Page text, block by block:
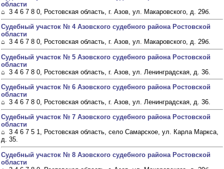
области
⌂ 3 4 6 7 8 0, Ростовская область, г. Азов, ул. Макаровского, д. 29б.
Судебный участок № 4 Азовского судебного района Ростовской
области
⌂ 3 4 6 7 8 0, Ростовская область, г. Азов, ул. Макаровского, д. 29б.
Судебный участок № 5 Азовского судебного района Ростовской
области
⌂ 3 4 6 7 8 0, Ростовская область, г. Азов, ул. Ленинградская, д. 36.
Судебный участок № 6 Азовского судебного района Ростовской
области
⌂ 3 4 6 7 8 0, Ростовская область, г. Азов, ул. Ленинградская, д. 36.
Судебный участок № 7 Азовского судебного района Ростовской
области
⌂ 3 4 6 7 5 1, Ростовская область, село Самарское, ул. Карла Маркса,
д. 35.
Судебный участок № 8 Азовского судебного района Ростовской
области